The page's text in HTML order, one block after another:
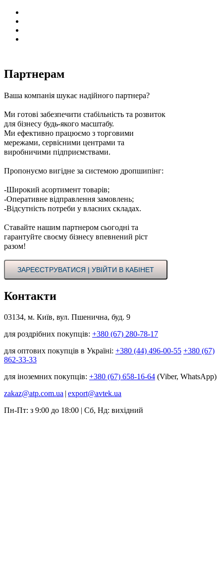
Партнерам
Ваша компанія шукає надійного партнера?
Ми готові забезпечити стабільність та розвиток
для бізнесу будь-якого масштабу.
Ми ефективно працюємо з торговими
мережами, сервісними центрами та
виробничими підприємствами.
Пропонуємо вигідне за системою дропшипінг:
-Широкий асортимент товарів;
-Оперативне відправлення замовлень;
-Відсутність потреби у власних складах.
Ставайте нашим партнером сьогодні та
гарантуйте своєму бізнесу впевнений ріст
разом!
ЗАРЕЄСТРУВАТИСЯ | УВІЙТИ В КАБІНЕТ
Контакти
03134, м. Київ, вул. Пшенична, буд. 9
для роздрібних покупців: +380 (67) 280-78-17
для оптових покупців в Україні: +380 (44) 496-00-55 +380 (67)
862-33-33
для іноземних покупців: +380 (67) 658-16-64 (Viber, WhatsApp)
zakaz@atp.com.ua | export@avtek.ua
Пн-Пт: з 9:00 до 18:00 | Сб, Нд: вихідний